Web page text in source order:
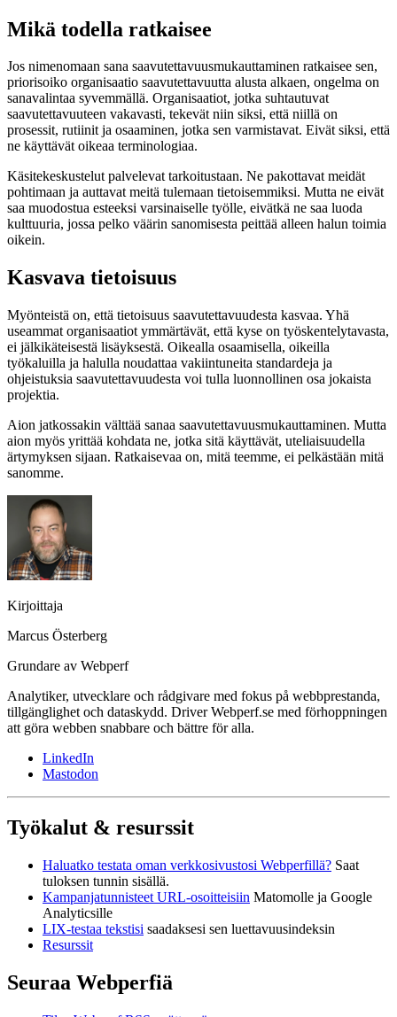
Mikä todella ratkaisee
Jos nimenomaan sana saavutettavuusmukauttaminen ratkaisee sen,
priorisoiko organisaatio saavutettavuutta alusta alkaen, ongelma on
sanavalintaa syvemmällä. Organisaatiot, jotka suhtautuvat
saavutettavuuteen vakavasti, tekevät niin siksi, että niillä on
prosessit, rutiinit ja osaaminen, jotka sen varmistavat. Eivät siksi, että
ne käyttävät oikeaa terminologiaa.
Käsitekeskustelut palvelevat tarkoitustaan. Ne pakottavat meidät
pohtimaan ja auttavat meitä tulemaan tietoisemmiksi. Mutta ne eivät
saa muodostua esteeksi varsinaiselle työlle, eivätkä ne saa luoda
kulttuuria, jossa pelko väärin sanomisesta peittää alleen halun toimia
oikein.
Kasvava tietoisuus
Myönteistä on, että tietoisuus saavutettavuudesta kasvaa. Yhä
useammat organisaatiot ymmärtävät, että kyse on työskentelytavasta,
ei jälkikäteisestä lisäyksestä. Oikealla osaamisella, oikeilla
työkaluilla ja halulla noudattaa vakiintuneita standardeja ja
ohjeistuksia saavutettavuudesta voi tulla luonnollinen osa jokaista
projektia.
Aion jatkossakin välttää sanaa saavutettavuusmukauttaminen. Mutta
aion myös yrittää kohdata ne, jotka sitä käyttävät, uteliaisuudella
ärtymyksen sijaan. Ratkaisevaa on, mitä teemme, ei pelkästään mitä
sanomme.
Kirjoittaja
Marcus Österberg
Grundare av Webperf
Analytiker, utvecklare och rådgivare med fokus på webbprestanda,
tillgänglighet och dataskydd. Driver Webperf.se med förhoppningen
att göra webben snabbare och bättre för alla.
LinkedIn
Mastodon
Työkalut & resurssit
Haluatko testata oman verkkosivustosi Webperfillä? Saat
tuloksen tunnin sisällä.
Kampanjatunnisteet URL-osoitteisiin Matomolle ja Google
Analyticsille
LIX-testaa tekstisi saadaksesi sen luettavuusindeksin
Resurssit
Seuraa Webperfiä